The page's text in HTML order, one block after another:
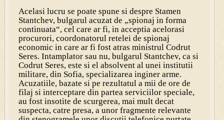
Acelasi lucru se poate spune si despre Stamen
Stantchev, bulgarul acuzat de „spionaj in forma
continuata“, cel care ar fi, in acceptia acelorasi
procurori, coordonatorul retelei de spionaj
economic in care ar fi fost atras ministrul Codrut
Seres. Intamplator sau nu, bulgarul Stantchev, ca si
Codrut Seres, este si el absolvent al unei institutii
militare, din Sofia, specializarea inginer arme.
Acuzatiile, bazate si pe rezultatul a mii de ore de
filaj si interceptare din partea serviciilor speciale,
au fost insotite de scurgerea, mai mult decat
suspecta, catre presa, a unor fragmente relevante